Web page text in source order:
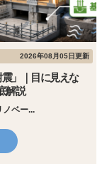
2026年08月05日更新
」｜目に見えな
解説
ノベー...